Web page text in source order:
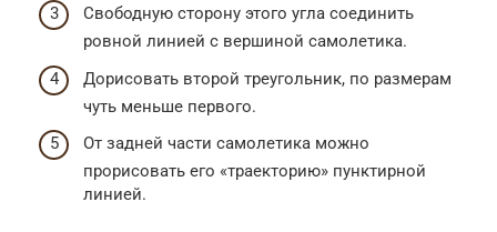
Свободную сторону этого угла соединить
ровной линией с вершиной самолетика.
Дорисовать второй треугольник, по размерам
чуть меньше первого.
От задней части самолетика можно
прорисовать его «траекторию» пунктирной
линией.